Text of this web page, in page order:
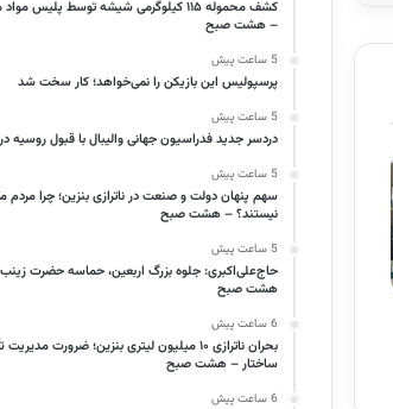
کشف محموله ۱۱۵ کیلوگرمی شیشه توسط پلیس
– هشت صبح
5 ساعت پیش
پرسپولیس این بازیکن را نمی‌خواهد؛ کار سخت شد
5 ساعت پیش
دردسر جدید فدراسیون جهانی والیبال با قبول روسیه
5 ساعت پیش
سهم پنهان دولت و صنعت در ناترازی بنزین؛ چرا مردم
نیستند؟ – هشت صبح
5 ساعت پیش
حاج‌علی‌اکبری: جلوه بزرگ اربعین، حماسه حضرت
هشت صبح
6 ساعت پیش
بحران ناترازی ۱۰ میلیون لیتری بنزین؛ ضرورت
ساختار – هشت صبح
6 ساعت پیش